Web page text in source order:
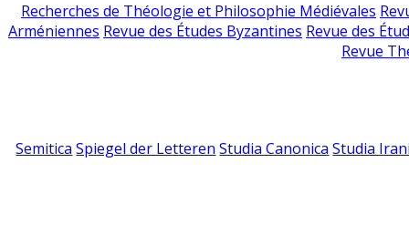
Recherches de Théologie et Philosophie Médiévales
Arméniennes Revue des Études Byzantines Revue des
Revue
Semitica Spiegel der Letteren Studia Canonica Studia